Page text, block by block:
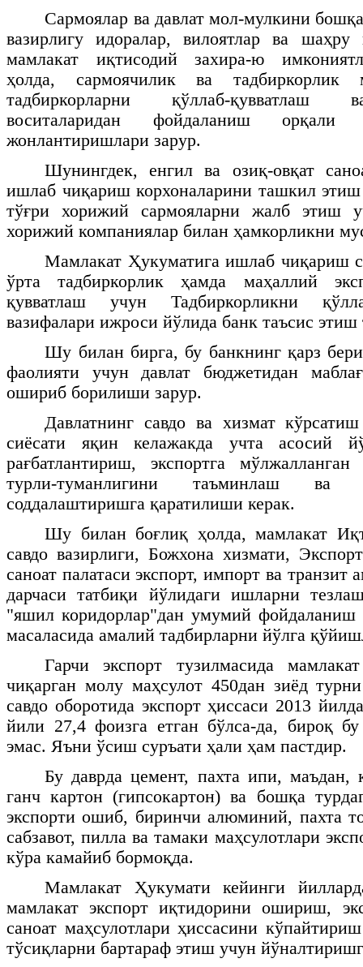
Сармоялар ва давлат мол-мулкини
вазирлигу идоралар, вилоятлар ва шаҳру
мамлакат иқтисодий захира-ю
ҳолда, сармоячилик ва тадбиркорлик
тадбиркорларни қўллаб-қувватлаш
воситаларидан фойдаланиш орқали
жонлантиришлари зарур.
Шунингдек, енгил ва озиқ-овқат
ишлаб чиқариш корхоналарини ташкил этиш
тўғри хорижий сармояларни жалб этиш
хорижий компаниялар билан ҳамкорликни
Мамлакат Ҳукуматига ишлаб чиқариш
ўрта тадбиркорлик ҳамда маҳаллий
қувватлаш учун Тадбиркорликни
вазифалари ижроси йўлида банк таъсис
Шу билан бирга, бу банкнинг қарз
фаолияти учун давлат бюджетидан
ошириб борилиши зарур.
Давлатнинг савдо ва хизмат кўрсатиш
сиёсати яқин келажакда учта асосий
рағбатлантириш, экспортга
турли-туманлигини таъминлаш ва
соддалаштиришга қаратилиши керак.
Шу билан боғлиқ ҳолда, мамлакат
савдо вазирлиги, Божхона хизмати,
саноат палатаси экспорт, импорт ва транзит
дарчаси татбиқи йўлидаги ишларни
"яшил коридорлар"дан умумий фойдаланиш
масаласида амалий тадбирларни йўлга
Гарчи экспорт тузилмасида
чиқарган молу маҳсулот 450дан зиёд
савдо оборотида экспорт ҳиссаси 2013
йили 27,4 фоизга етган бўлса-да, бироқ
эмас. Яъни ўсиш суръати ҳали ҳам пастдир.
Бу даврда цемент, пахта ипи, маъдан,
ганч картон (гипсокартон) ва бошқа
экспорти ошиб, биринчи алюминий, пахта
сабзавот, пилла ва тамаки маҳсулотлари
кўра камайиб бормоқда.
Мамлакат Ҳукумати кейинги
мамлакат экспорт иқтидорини ошириш,
саноат маҳсулотлари ҳиссасини
тўсиқларни бартараф этиш учун